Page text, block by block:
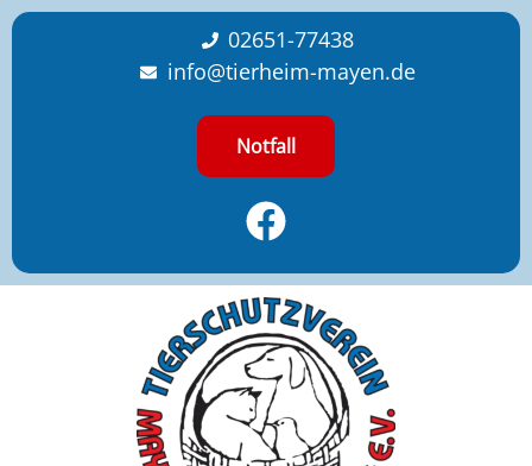
content
02651-77438
info@tierheim-mayen.de
Notfall